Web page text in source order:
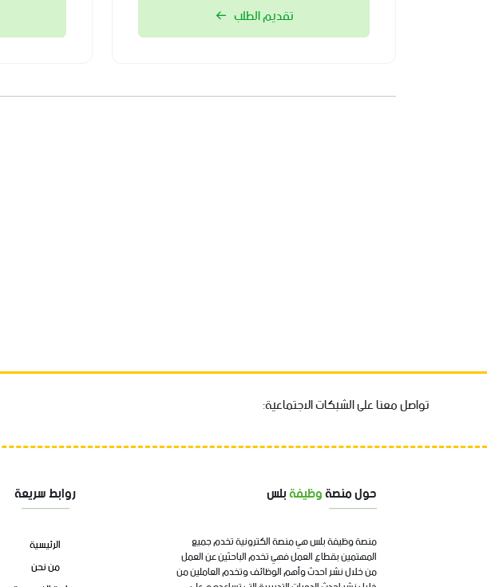
تقديم الطلب
تواصل معنا على الشبكات الاجتماعية:
حول منصةوظيفةبلس
منصة وظيفة بلس هي منصة الكترونية تخدم جميع
المهتمين بقطاع العمل فهي تخدم الباحثين عن العمل
من خلال نشر احدث وأهم الوظائف وتخدم العاملين من
روابط سريعة
الرئيسية
من نحن